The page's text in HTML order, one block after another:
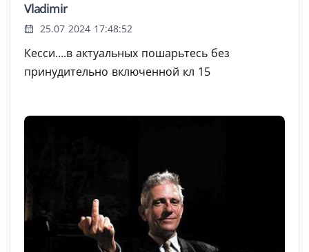
Vladimir
25.07 2024 17:48:52
Кесси….в актуальных пошарьтесь без
принудительно включенной кл 15